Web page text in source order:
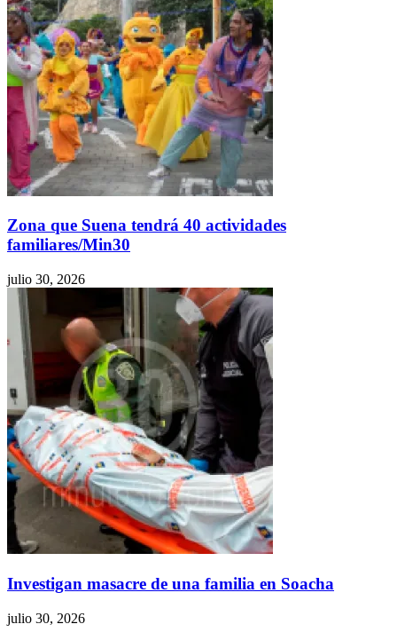
Zona que Suena tendrá 40 actividades
familiares/Min30
julio 30, 2026
Investigan masacre de una familia en Soacha
julio 30, 2026